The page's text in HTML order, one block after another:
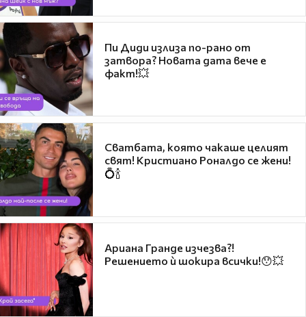
Пи Диди излиза по-рано от
затвора? Новата дата вече е
факт!💥
Сватбата, която чакаше целият
свят! Кристиано Роналдо се жени!
💍🍾
Ариана Гранде изчезва?!
Решението ѝ шокира всички!😯💥